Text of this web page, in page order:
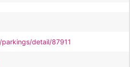
detail/87911